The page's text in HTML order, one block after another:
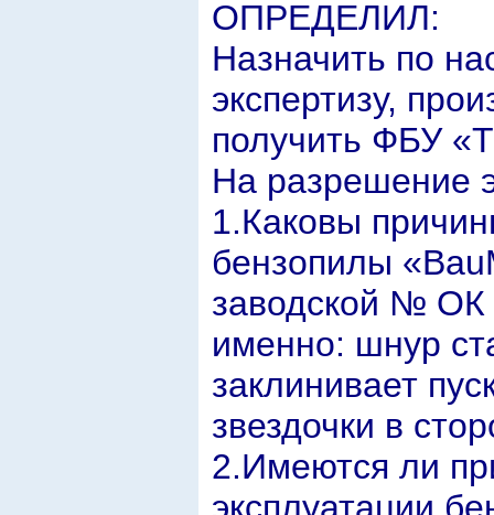
ОПРЕДЕЛИЛ:
Назначить по
экспертизу,
получить ФБУ
На разрешение
1.Каковы
бензопилы
заводской № ОК
именно: шнур
заклинивает
звездочки в
2.Имеются ли
эксплуатации